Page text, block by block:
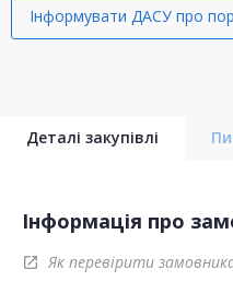
Інформувати ДАСУ про
Деталі закупівлі
Інформація про
open_in_new Як перевірити